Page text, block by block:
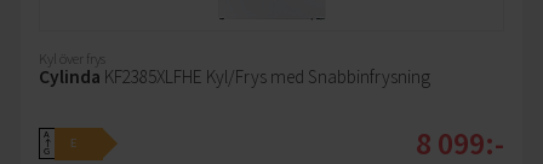
Kyl över frys
Cylinda KF2385XLFHE Kyl/Frys med Snabbinfrysning
A
↑
G
E 8 099:-